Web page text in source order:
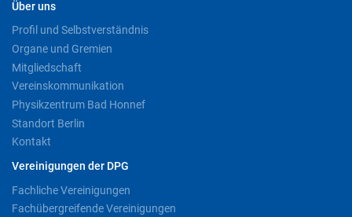
Über uns
Profil und Selbstverständnis
Organe und Gremien
Mitgliedschaft
Vereinskommunikation
Physikzentrum Bad Honnef
Standort Berlin
Kontakt
Vereinigungen der DPG
Fachliche Vereinigungen
Fachübergreifende Vereinigungen